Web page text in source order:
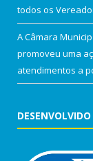
todos os
A Câmara
promoveu uma
atendimentos a